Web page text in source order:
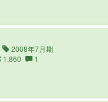
2008年7月期
1,860 1